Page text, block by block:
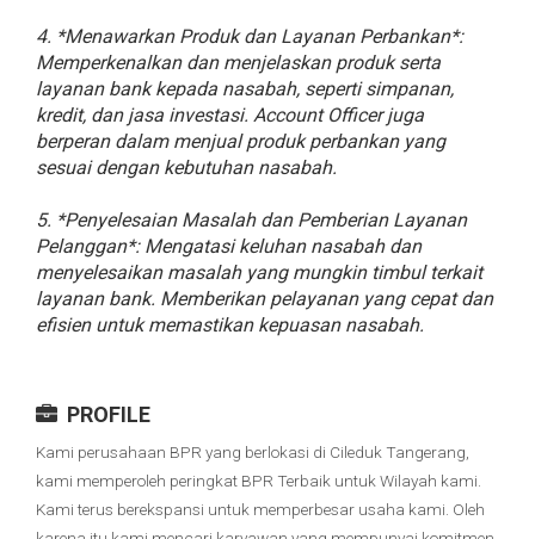
4. *Menawarkan Produk dan Layanan Perbankan*:
Memperkenalkan dan menjelaskan produk serta
layanan bank kepada nasabah, seperti simpanan,
kredit, dan jasa investasi. Account Officer juga
berperan dalam menjual produk perbankan yang
sesuai dengan kebutuhan nasabah.
5. *Penyelesaian Masalah dan Pemberian Layanan
Pelanggan*: Mengatasi keluhan nasabah dan
menyelesaikan masalah yang mungkin timbul terkait
layanan bank. Memberikan pelayanan yang cepat dan
efisien untuk memastikan kepuasan nasabah.
PROFILE
Kami perusahaan BPR yang berlokasi di Cileduk Tangerang,
kami memperoleh peringkat BPR Terbaik untuk Wilayah kami.
Kami terus berekspansi untuk memperbesar usaha kami. Oleh